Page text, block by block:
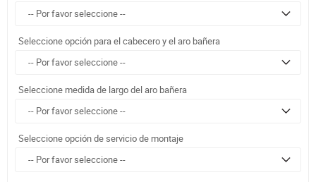
Seleccione opción para el cabecero y el aro bañera
Seleccione medida de largo del aro bañera
Seleccione opción de servicio de montaje